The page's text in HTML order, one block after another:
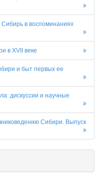
в воспоминаниях
в XVII веке
и быт первых ее
дискуссии и научные
Сибири. Выпуск